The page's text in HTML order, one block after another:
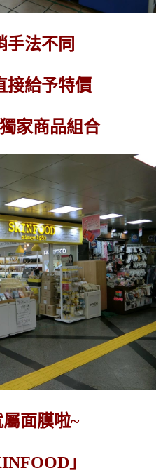
手法不同
接給予特價
家商品組合
面膜啦~
」